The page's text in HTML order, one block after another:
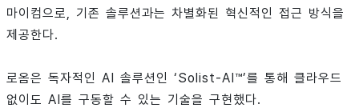
마이컴으로, 기존 솔루션과는 차별화된 혁신적인 접근 방식을
제공한다.
로옴은 독자적인 AI 솔루션인 ‘Solist-AI™’를 통해 클라우드
없이도 AI를 구동할 수 있는 기술을 구현했다.